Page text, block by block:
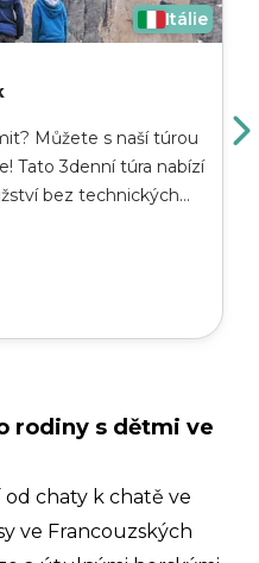
Itálie
Můžete s naší túrou
Tato 3denní túra nabízí
bez technických
rodiny s dětmi ve
chaty k chatě ve
ve Francouzských